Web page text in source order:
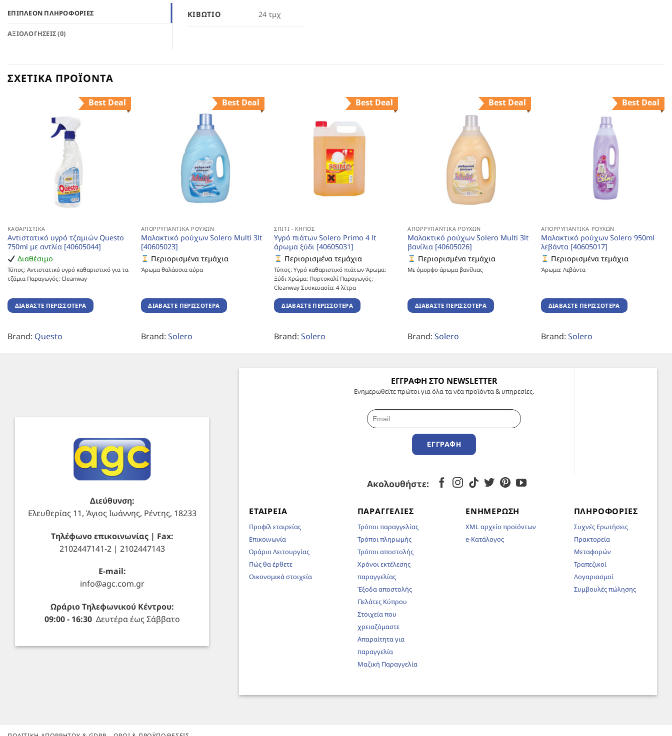
ΕΠΙΠΛΈΟΝ ΠΛΗΡΟΦΟΡΊΕΣ
ΑΞΙΟΛΟΓΉΣΕΙΣ (0)
ΚΙΒΏΤΙΟ 24 τμχ
ΣΧΕΤΙΚΆ ΠΡΟΪΌΝΤΑ
Best Deal
ΚΑΘΑΡΙΣΤΙΚΆ
Αντιστατικό υγρό τζαμιών Questo
750ml με αντλία [40605044]
Διαθέσιμο
Τύπος: Αντιστατικό υγρό καθαριστικό για τα
τζάμια Παραγωγός: Cleanway
ΔΙΑΒΆΣΤΕ ΠΕΡΙΣΣΌΤΕΡΑ
Brand: Questo
Best Deal
ΑΠΟΡΡΥΠΑΝΤΙΚΆ ΡΟΎΧΩΝ
Μαλακτικό ρούχων Solero Multi 3lt
[40605023]
Περιορισμένα τεμάχια
Άρωμα θαλάσσια αύρα
ΔΙΑΒΆΣΤΕ ΠΕΡΙΣΣΌΤΕΡΑ
Brand: Solero
Best Deal
ΣΠΊΤΙ - ΚΉΠΟΣ
Υγρό πιάτων Solero Primo 4 lt
άρωμα ξύδι [40605031]
Περιορισμένα τεμάχια
Τύπος: Υγρό καθαριστικό πιάτων Άρωμα:
Ξύδι Χρώμα: Πορτοκαλί Παραγωγός:
Cleanway Συσκευασία: 4 λίτρα
ΔΙΑΒΆΣΤΕ ΠΕΡΙΣΣΌΤΕΡΑ
Brand:Solero
Best Deal
ΑΠΟΡΡΥΠΑΝΤΙΚΆ ΡΟΎΧΩΝ
Μαλακτικό ρούχων Solero Multi 3lt
βανίλια [40605026]
Περιορισμένα τεμάχια
Με όμορφο άρωμα βανίλιας
ΔΙΑΒΆΣΤΕ ΠΕΡΙΣΣΌΤΕΡΑ
Brand:Solero
Best Deal
ΑΠΟΡΡΥΠΑΝΤΙΚΆ ΡΟΎΧΩΝ
Μαλακτικό ρούχων Solero 950ml
λεβάντα [40605017]
Περιορισμένα τεμάχια
Άρωμα: Λεβάντα
ΔΙΑΒΆΣΤΕ ΠΕΡΙΣΣΌΤΕΡΑ
Brand: Solero
Διεύθυνση:
Ελευθερίας 11, Άγιος Ιωάννης, Ρέντης, 18233
Τηλέφωνο επικοινωνίας | Fax:
2102447141-2 | 2102447143
E-mail:
info@agc.com.gr
Ωράριο Τηλεφωνικού Κέντρου:
09:00 - 16:30Δευτέρα έως Σάββατο
ΕΓΓΡΑΦΗ ΣΤΟ NEWSLETTER
Ενημερωθείτε πρώτοι για όλα τα νέα προϊόντα & υπηρεσίες.
ΕΓΓΡΑΦΉ
Ακολουθήστε:
ΕΤΑΙΡΕΊΑ
Προφίλ εταιρείας
Επικοινωνία
Ωράριο Λειτουργίας
Πώς θα έρθετε
Οικονομικά στοιχεία
ΠΑΡΑΓΓΕΛΊΕΣ
Τρόποι παραγγελίας
Τρόποι πληρωμής
Τρόποι αποστολής
Χρόνοι εκτέλεσης
παραγγελίας
Έξοδα αποστολής
Πελάτες Κύπρου
Στοιχεία που
χρειαζόμαστε
Απαραίτητα για
παραγγελία
Μαζική Παραγγελία
ΕΝΗΜΈΡΩΣΗ
XML αρχείο προϊόντων
e-Κατάλογος
ΠΛΗΡΟΦΟΡΊΕΣ
Συχνές Ερωτήσεις
Πρακτορεία
Μεταφορών
Τραπεζικοί
Λογαριασμοί
Συμβουλές πώλησης